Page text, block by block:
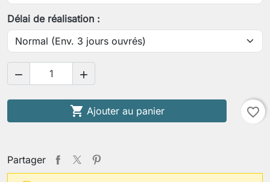
Délai de réalisation :
 
 Ajouter au panier favorite_border
Partager